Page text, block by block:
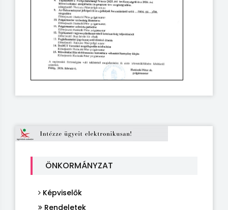
ÖNKORMÁNYZAT
Képviselők
Rendeletek